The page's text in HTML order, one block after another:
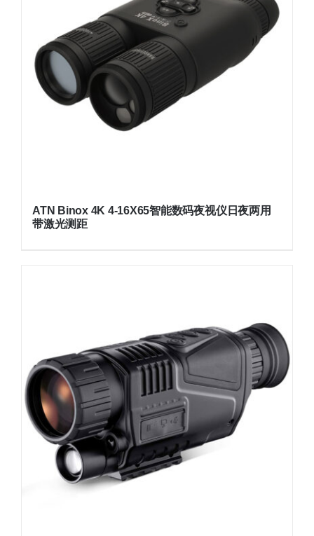
ATN Binox 4K 4-16X65智能数码夜视仪日夜两用
带激光测距